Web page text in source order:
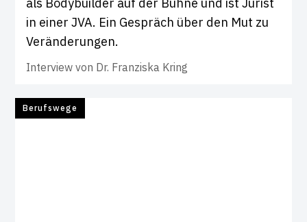
als Bodybuilder auf der Bühne und ist Jurist
in einer JVA. Ein Gespräch über den Mut zu
Veränderungen.
Interview von Dr. Franziska Kring
Berufswege